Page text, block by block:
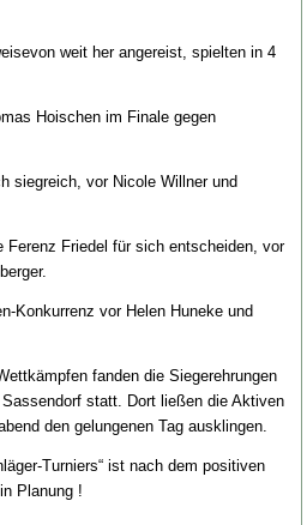
weit her angereist, spielten in 4
Hoischen im Finale gegen
siegreich, vor Nicole Willner und
Ferenz Friedel für sich entscheiden, vor
Konkurrenz vor Helen Huneke und
fanden die Siegerehrungen
statt. Dort ließen die Aktiven
den gelungenen Tag ausklingen.
Turniers“ ist nach dem positiven
Planung !